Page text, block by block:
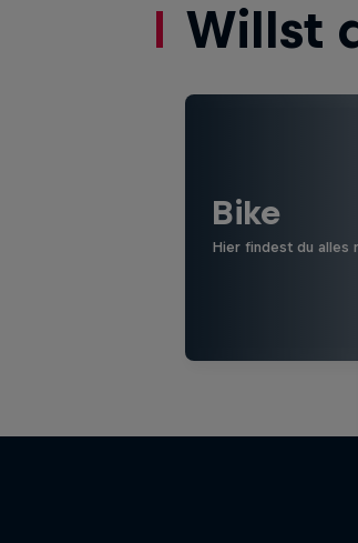
Willst
Bike
Hier findest du alles